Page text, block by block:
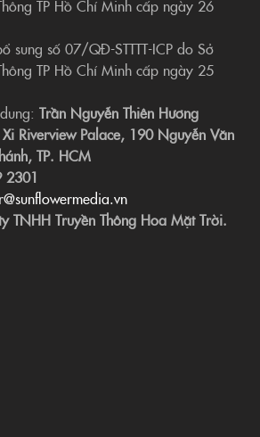
TP Hồ Chí Minh cấp ngày 26
sung số 07/QĐ-STTTT-ICP do Sở
TP Hồ Chí Minh cấp ngày 25
Trần Nguyễn Thiên Hương
Riverview Palace, 190 Nguyễn Văn
TP. HCM
2301
TNHH Truyền Thông Hoa Mặt Trời.